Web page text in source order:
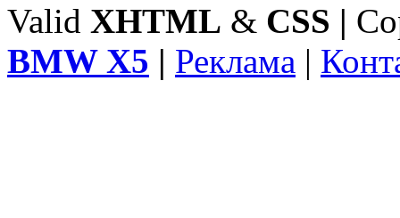
Valid XHTML & CSS |
BMW X5 | Реклама |